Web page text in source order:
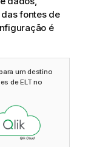
fontes de
é
um destino
de ELT no